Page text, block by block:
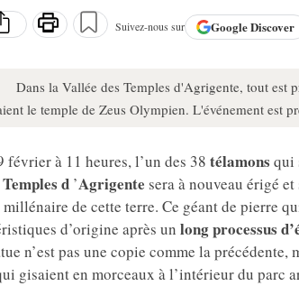
Suivez-nous sur GoogleDiscover
Dans la Vallée des Temples d'Agrigente, tout est
le temple de Zeus Olympien. L'événement est
février à 11 heures, l’un des 38 télamons qui
d ’Agrigente sera à nouveau érigé
de cette terre. Ce géant de pierre
d’origine après un long processus
n’est pas une copie comme la
gisaient en morceaux à l’intérieur du parc